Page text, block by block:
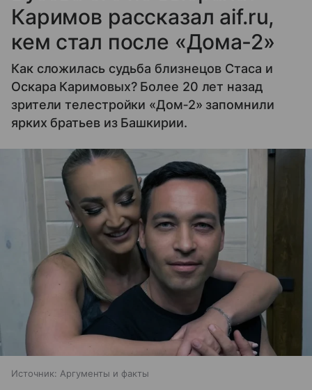
Каримов рассказал aif.ru,
кем стал после «Дома‐2»
Как сложилась судьба близнецов Стаса и
Оскара Каримовых? Более 20 лет назад
зрители телестройки «Дом‐2» запомнили
ярких братьев из Башкирии.
Источник: Аргументы и факты